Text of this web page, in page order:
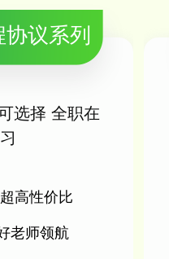
议系列
选择 全职在
超高性价比
老师领航